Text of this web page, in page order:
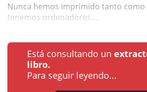
Nunca hemos imprimido tanto como
tenemos ordenadores....
Está consultando un
libro.
Para seguir leyendo...